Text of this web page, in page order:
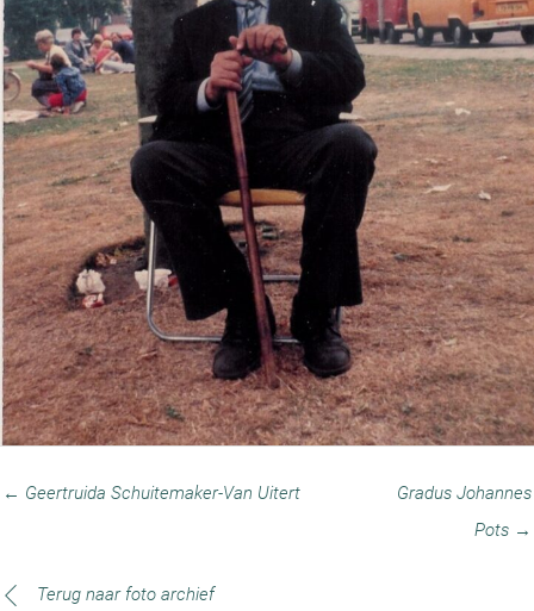
← Geertruida Schuitemaker-Van Uitert
Gradus Johannes
Pots →
Terug naar foto archief